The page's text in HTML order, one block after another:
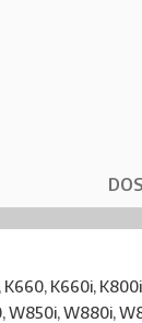
K660, K660i,
W850i, W880i,